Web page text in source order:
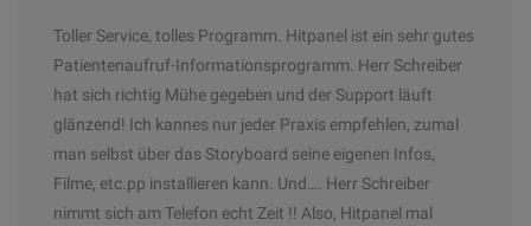
Toller Service, tolles Programm. Hitpanel ist ein sehr gutes
Patientenaufruf-Informationsprogramm. Herr Schreiber
hat sich richtig Mühe gegeben und der Support läuft
glänzend! Ich kannes nur jeder Praxis empfehlen, zumal
man selbst über das Storyboard seine eigenen Infos,
Filme, etc.pp installieren kann. Und…. Herr Schreiber
nimmt sich am Telefon echt Zeit !! Also, Hitpanel mal